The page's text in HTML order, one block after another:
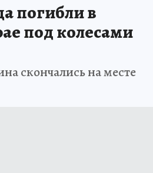
погибли в
под колесами
скончались на месте